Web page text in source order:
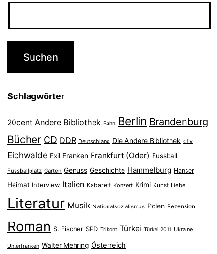
Schlagwörter
20cent Andere Bibliothek Bahn Berlin Brandenburg
Bücher CD DDR Deutschland Die Andere Bibliothek dtv
Eichwalde Exil Franken Frankfurt (Oder) Fussball
Fussballplatz Garten Genuss Geschichte Hammelburg Hanser
Heimat Interview Italien Kabarett Konzert Krimi Kunst Liebe
Literatur Musik Nationalsozialismus Polen Rezension
Roman S. Fischer SPD Trikont Türkei Türkei 2011 Ukraine
Unterfranken Walter Mehring Österreich